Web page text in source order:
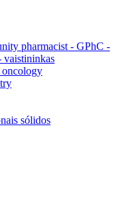
pharmacist - GPhC -
vaistininkas
oncology
sólidos